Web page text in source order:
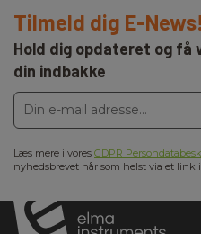
Tilmeld dig E-News!
Hold dig opdateret og
din indbakke
Læs mere i vores GDPR
nyhedsbrevet når som helst via et link